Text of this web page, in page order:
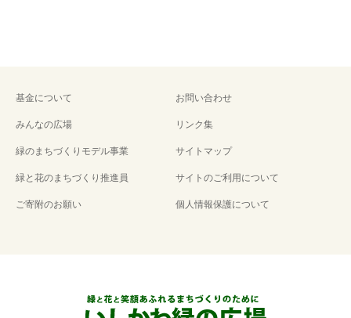
基金について
みんなの広場
緑のまちづくりモデル事業
緑と花のまちづくり推進員
ご寄附のお願い
お問い合わせ
リンク集
サイトマップ
サイトのご利用について
個人情報保護について